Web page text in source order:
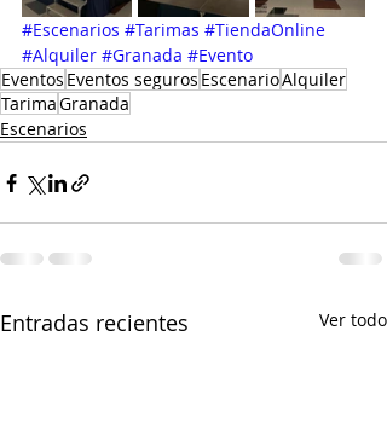
#Escenarios #Tarimas #TiendaOnline
#Alquiler #Granada #Evento
Eventos Eventos seguros EscenarioAlquiler
TarimaGranada
Escenarios
Entradas recientes Ver todo